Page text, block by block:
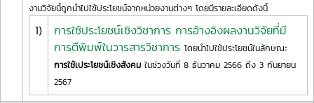
งานวิจัยนี้ถูกนำไปใช้ประโยชน์จากหน่วยงานต่างๆ โดยมีรายละเอียดดังนี้
1)
การใช้ประโยชน์เชิงวิชาการ การอ้างอิงผลงานวิจัยที่มี
การตีพิมพ์ในวารสารวิชาการ โดยนำไปใช้ประโยชน์ในลักษณะ
การใช้เประโยชน์เชิงสังคม ในช่วงวันที่ 8 ธันวาคม 2566 ถึง 3 กันยายน
2567